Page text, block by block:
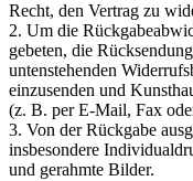
Recht, den Vertrag zu
2. Um die
gebeten, die
untenstehenden
einzusenden und
(z. B. per E-Mail, Fax
3. Von der Rückgabe
insbesondere
und gerahmte Bilder.